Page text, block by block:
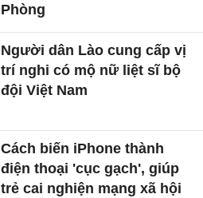
Phòng
Người dân Lào cung cấp vị
trí nghi có mộ nữ liệt sĩ bộ
đội Việt Nam
Cách biến iPhone thành
điện thoại 'cục gạch', giúp
trẻ cai nghiện mạng xã hội